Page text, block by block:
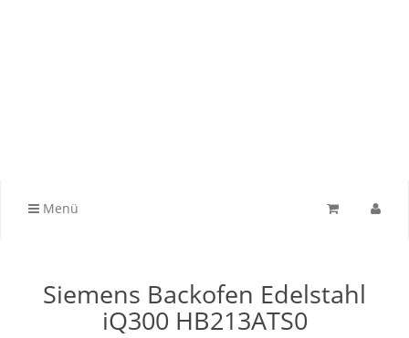
Menü
Siemens Backofen Edelstahl
iQ300 HB213ATS0